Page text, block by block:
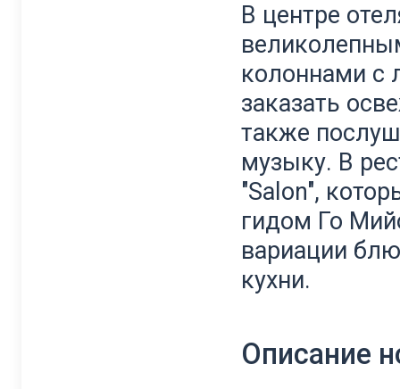
В центре
колоннами с
заказать
также
музыку. В
"Salon",
гидом Го
вариации
кухни.
Описание